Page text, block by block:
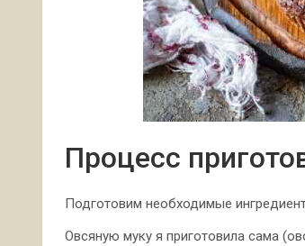
Процесс
Подготовим необходимые
Овсяную муку я приготовила сама